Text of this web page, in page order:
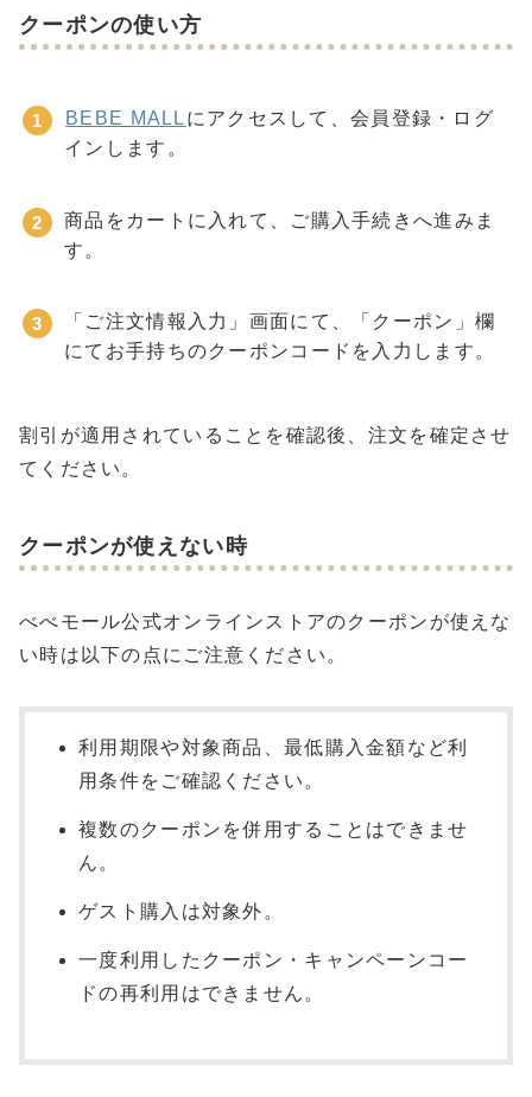
クーポンの使い方
BEBE MALLにアクセスして、会員登録・ログ
インします。
商品をカートに入れて、ご購入手続きへ進みま
す。
「ご注文情報入力」画面にて、「クーポン」欄
にてお手持ちのクーポンコードを入力します。
割引が適用されていることを確認後、注文を確定させ
てください。
クーポンが使えない時
べべモール公式オンラインストアのクーポンが使えな
い時は以下の点にご注意ください。
利用期限や対象商品、最低購入金額など利
用条件をご確認ください。
複数のクーポンを併用することはできませ
ん。
ゲスト購入は対象外。
一度利用したクーポン・キャンペーンコー
ドの再利用はできません。